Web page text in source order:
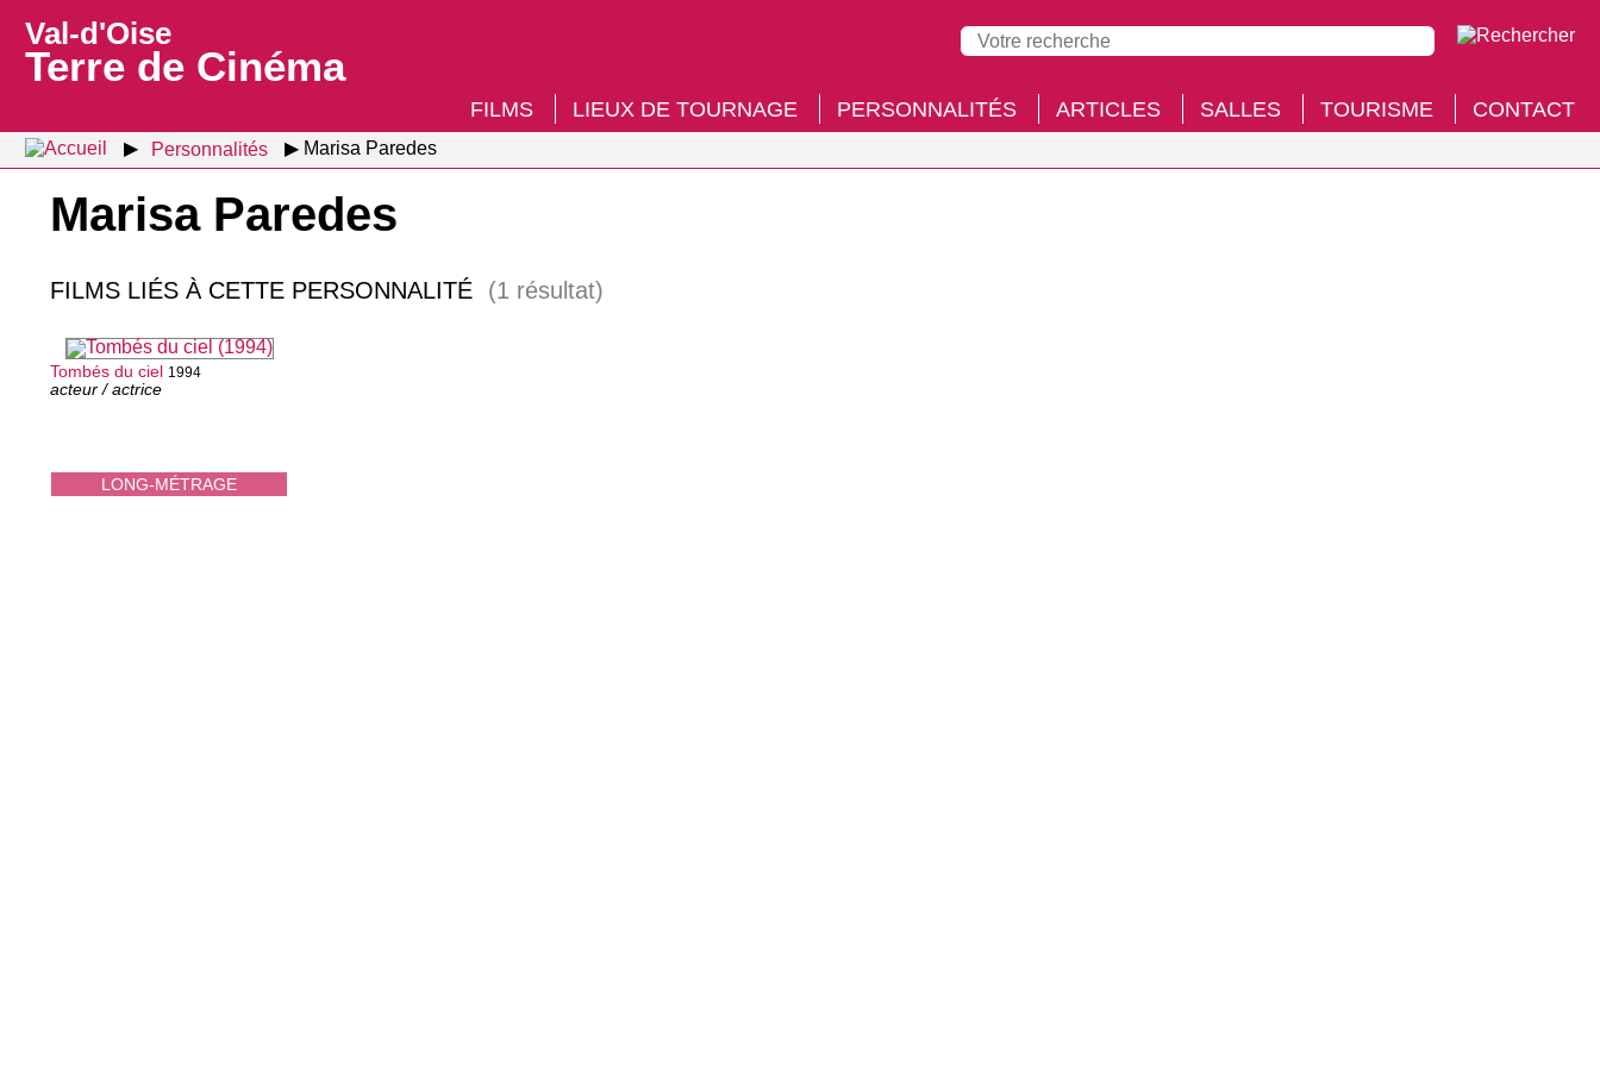
Val-d'Oise
Terre de Cinéma
FILMS LIEUX DE TOURNAGE PERSONNALITÉS ARTICLES SALLES TOURISME CONTACT
Personnalités Marisa Paredes
Marisa Paredes
FILMS LIÉS À CETTE PERSONNALITÉ (1 résultat)
LONG-MÉTRAGE
Tombés du ciel 1994
acteur / actrice